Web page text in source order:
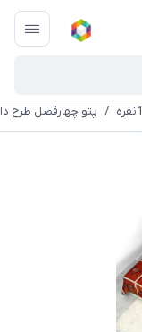
/ پتو چهارفصل طرح دار دورو